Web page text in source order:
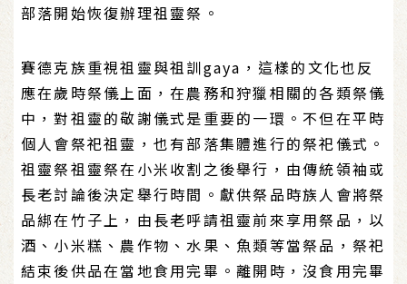
部落開始恢復辦理祖靈祭。
賽德克族重視祖靈與祖訓gaya，這樣的文化也反
應在歲時祭儀上面，在農務和狩獵相關的各類祭儀
中，對祖靈的敬謝儀式是重要的一環。不但在平時
個人會祭祀祖靈，也有部落集體進行的祭祀儀式。
祖靈祭祖靈祭在小米收割之後舉行，由傳統領袖或
長老討論後決定舉行時間。獻供祭品時族人會將祭
品綁在竹子上，由長老呼請祖靈前來享用祭品，以
酒、小米糕、農作物、水果、魚類等當祭品，祭祀
結束後供品在當地食用完畢。離開時，沒食用完畢